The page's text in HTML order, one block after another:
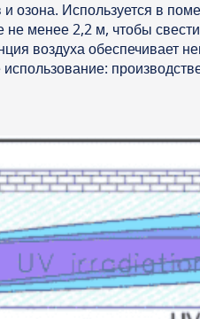
озона. Используется в
менее 2,2 м, чтобы
воздуха обеспечивает